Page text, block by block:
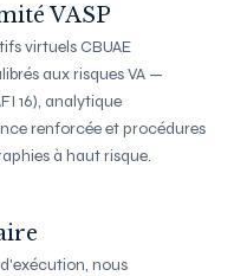
VASP
virtuels CBUAE
aux risques VA —
16), analytique
renforcée et procédures
à haut risque.
nous